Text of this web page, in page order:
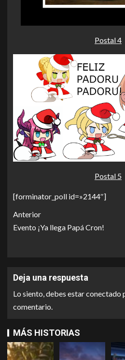
Postal 4
Postal 5
[forminator_poll id=»2144″]
Anterior
Evento ¡Ya llega Papá Cron!
Deja una respuesta
Lo siento, debes estarconectado
comentario.
MÁS HISTORIAS